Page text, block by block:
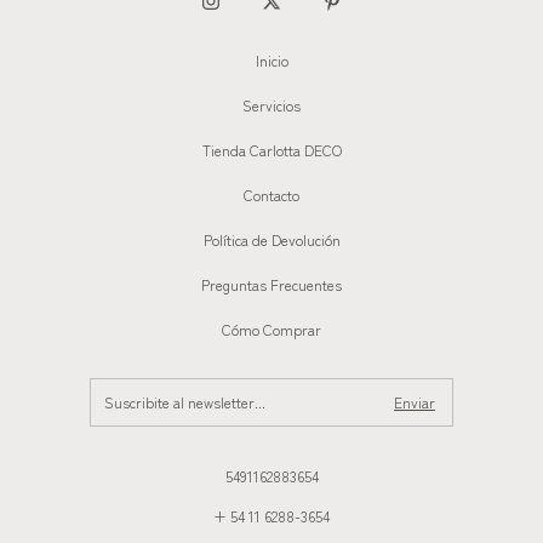
Inicio
Servicios
Tienda Carlotta DECO
Contacto
Política de Devolución
Preguntas Frecuentes
Cómo Comprar
5491162883654
+ 54 11 6288-3654